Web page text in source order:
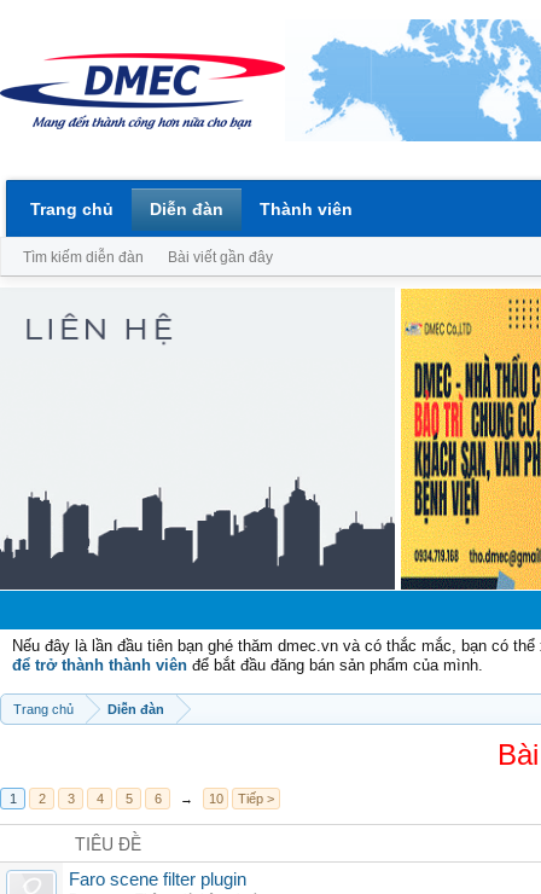
Nếu đây là lần đầu tiên bạn ghé thăm dmec.vn và có thắc mắc, bạn có
để trở thành thành viên để bắt đầu đăng bán sản phẩm của mình.
Trang chủ Diễn đàn
1 2 3 4 5 6 → 10 Tiếp >
TIÊU ĐỀ
Faro scene filter plugin
Trang chủ Diễn đàn
Tìm kiếm diễn đàn Bài viết gần đây
Thành viên